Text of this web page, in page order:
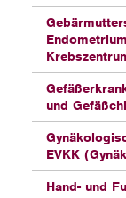
und
EVKK
Hand- und